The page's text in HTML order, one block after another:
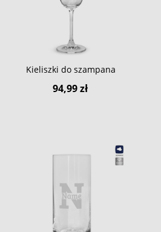
Kieliszki do szampana
94,99 zł